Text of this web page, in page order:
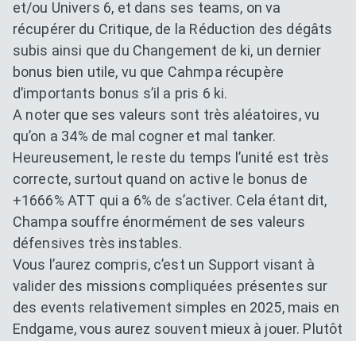
et/ou Univers 6, et dans ses teams, on va
récupérer du Critique, de la Réduction des dégâts
subis ainsi que du Changement de ki, un dernier
bonus bien utile, vu que Cahmpa récupère
d’importants bonus s’il a pris 6 ki.
A noter que ses valeurs sont très aléatoires, vu
qu’on a 34% de mal cogner et mal tanker.
Heureusement, le reste du temps l’unité est très
correcte, surtout quand on active le bonus de
+1666% ATT qui a 6% de s’activer. Cela étant dit,
Champa souffre énormément de ses valeurs
défensives très instables.
Vous l’aurez compris, c’est un Support visant à
valider des missions compliquées présentes sur
des events relativement simples en 2025, mais en
Endgame, vous aurez souvent mieux à jouer. Plutôt